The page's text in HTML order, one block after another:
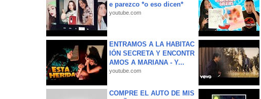
e parezco *o eso dicen*
youtube.com
ENTRAMOS A LA HABITAC
IÓN SECRETA Y ENCONTR
AMOS A MARIANA - Y...
youtube.com
COMPRE EL AUTO DE MIS